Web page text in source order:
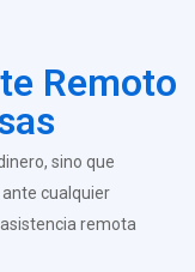
Remoto
sino que
cualquier
remota